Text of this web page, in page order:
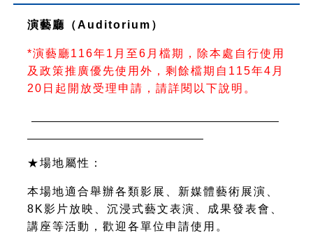
演藝廳（Auditorium）
*演藝廳116年1月至6月檔期，除本處自行使用
及政策推廣優先使用外，剩餘檔期自115年4月
20日起開放受理申請，請詳閱以下說明。
★場地屬性：
本場地適合舉辦各類影展、新媒體藝術展演、
8K影片放映、沉浸式藝文表演、成果發表會、
講座等活動，歡迎各單位申請使用。